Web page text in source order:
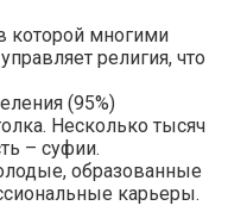
которой многими
религия, что
(95%)
Несколько тысяч
– суфии.
образованные
карьеры.